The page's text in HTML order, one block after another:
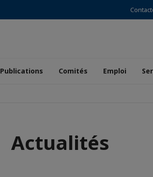
Publications Comités Emploi
Actualités